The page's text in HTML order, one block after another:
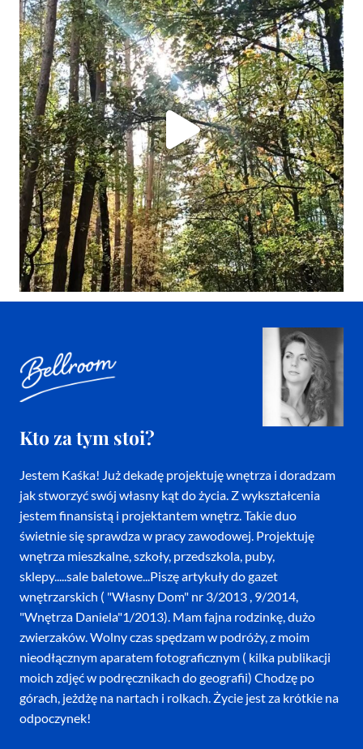
Kto za tym stoi?
Jestem Kaśka! Już dekadę projektuję wnętrza i doradzam
jak stworzyć swój własny kąt do życia. Z wykształcenia
jestem finansistą i projektantem wnętrz. Takie duo
świetnie się sprawdza w pracy zawodowej. Projektuję
wnętrza mieszkalne, szkoły, przedszkola, puby,
sklepy.....sale baletowe...Piszę artykuły do gazet
wnętrzarskich ( "Własny Dom" nr 3/2013 , 9/2014,
"Wnętrza Daniela"1/2013). Mam fajna rodzinkę, dużo
zwierzaków. Wolny czas spędzam w podróży, z moim
nieodłącznym aparatem fotograficznym ( kilka publikacji
moich zdjęć w podręcznikach do geografii) Chodzę po
górach, jeżdżę na nartach i rolkach. Życie jest za krótkie na
odpoczynek!